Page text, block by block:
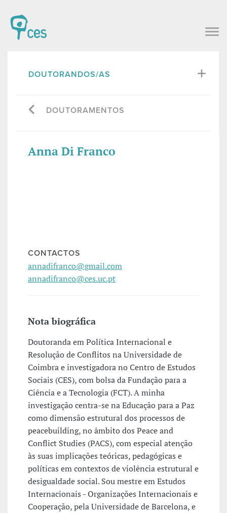
DOUTORANDOS/AS
DOUTORAMENTOS
Anna Di Franco
CONTACTOS
annadifranco@gmail.com
annadifranco@ces.uc.pt
Nota biográfica
Doutoranda em Política Internacional e
Resolução de Conflitos na Universidade de
Coimbra e investigadora no Centro de Estudos
Sociais (CES), com bolsa da Fundação para a
Ciência e a Tecnologia (FCT). A minha
investigação centra-se na Educação para a Paz
como dimensão estrutural dos processos de
peacebuilding, no âmbito dos Peace and
Conflict Studies (PACS), com especial atenção
às suas implicações teóricas, pedagógicas e
políticas em contextos de violência estrutural e
desigualdade social. Sou mestre em Estudos
Internacionais - Organizações Internacionais e
Cooperação, pela Universidade de Barcelona, e